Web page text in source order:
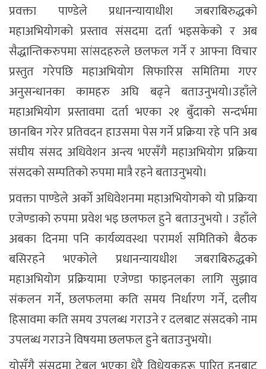
प्रवक्ता पाण्डेले प्रधानन्यायाधीश जबराबिरुद्धको
महाअभियोगको प्रस्ताव संसदमा दर्ता भइसकेको र अब
सैद्धान्तिकरुपमा सांसदहरुले छलफल गर्ने र आफ्ना विचार
प्रस्तुत गरेपछि महाअभियोग सिफारिस समितिमा गएर
अनुसन्धानका कामहरु अघि बढ्ने बताउनुभयो।उहाँले
महाअभियोग प्रस्तावमा दर्ता भएका २१ बुँदाको सन्दर्भमा
छानबिन गरेर प्रतिवदन हाउसमा पेस गर्ने प्रक्रिया रहे पनि अब
संघीय संसद अधिवेशन अन्त्य भएसँगै महाअभियोग प्रक्रिया
संसदको सम्पतिको रुपमा मात्रै रहने बताउनुभयो।
प्रवक्ता पाण्डेले अर्को अधिवेशनमा महाअभियोगको यो प्रक्रिया
एजेण्डाको रुपमा प्रवेश भइ छलफल हुने बताउनुभयो । उहाँले
अबका दिनमा पनि कार्यव्यवस्था परामर्श समितिको बैठक
बसिरहने भएकोले प्रधानन्यायधीश जबराबिरुद्धको
महाअभियोग प्रक्रियामा एजेण्डा फाइनलका लागि सुझाव
संकलन गर्ने, छलफलमा कति समय निर्धारण गर्ने, दलीय
हिसावमा कति समय उपलब्ध गराउने र दलबाट संसदको नाम
उपलब्ध गराउने विषयमा छलफल हुने बताउनुभयो।